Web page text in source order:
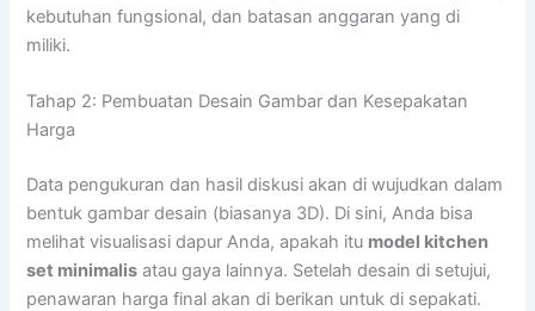
kebutuhan fungsional, dan batasan anggaran yang di
miliki.
Tahap 2: Pembuatan Desain Gambar dan Kesepakatan
Harga
Data pengukuran dan hasil diskusi akan di wujudkan dalam
bentuk gambar desain (biasanya 3D). Di sini, Anda bisa
melihat visualisasi dapur Anda, apakah itu model kitchen
set minimalis atau gaya lainnya. Setelah desain di setujui,
penawaran harga final akan di berikan untuk di sepakati.